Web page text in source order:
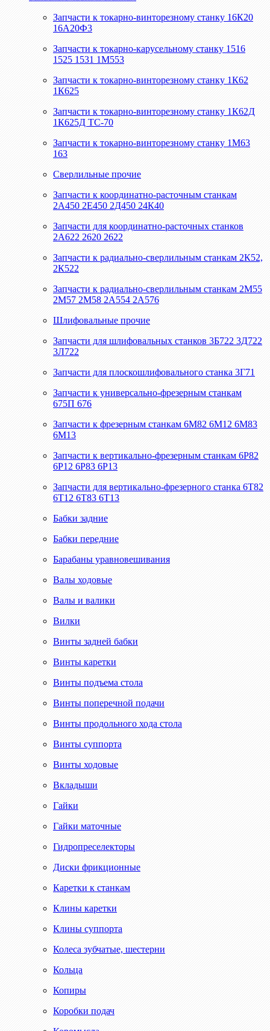
Запчасти к токарно-винторезному станку 16К20
16А20Ф3
Запчасти к токарно-карусельному станку 1516
1525 1531 1М553
Запчасти к токарно-винторезному станку 1К62
1К625
Запчасти к токарно-винторезному станку 1К62Д
1К625Д ТС-70
Запчасти к токарно-винторезному станку 1М63
163
Сверлильные прочие
Запчасти к координатно-расточным станкам
2А450 2Е450 2Д450 24К40
Запчасти для координатно-расточных станков
2А622 2620 2622
Запчасти к радиально-сверлильным станкам 2К52,
2К522
Запчасти к радиально-сверлильным станкам 2М55
2М57 2М58 2А554 2А576
Шлифовальные прочие
Запчасти для шлифовальных станков 3Б722 3Д722
3Л722
Запчасти для плоскошлифовального станка 3Г71
Запчасти к универсально-фрезерным станкам
675П 676
Запчасти к фрезерным станкам 6М82 6М12 6М83
6М13
Запчасти к вертикально-фрезерным станкам 6Р82
6Р12 6Р83 6Р13
Запчасти для вертикально-фрезерного станка 6Т82
6Т12 6Т83 6Т13
Бабки задние
Бабки передние
Барабаны уравновешивания
Валы ходовые
Валы и валики
Вилки
Винты задней бабки
Винты каретки
Винты подъема стола
Винты поперечной подачи
Винты продольного хода стола
Винты суппорта
Винты ходовые
Вкладыши
Гайки
Гайки маточные
Гидропреселекторы
Диски фрикционные
Каретки к станкам
Клины каретки
Клины суппорта
Колеса зубчатые, шестерни
Кольца
Копиры
Коробки подач